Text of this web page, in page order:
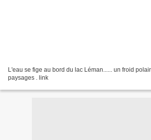
L'eau se fige au bord du lac Léman...... un froid
paysages . link